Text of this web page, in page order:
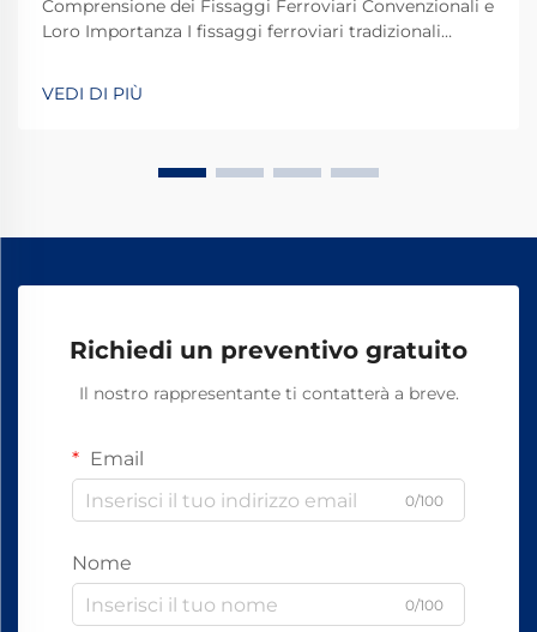
Comprensione dei Fissaggi Ferroviari Convenzionali e
Loro Importanza I fissaggi ferroviari tradizionali
stabili e sicuri i binari dei treni per le operazioni
quotidiane. La maggior parte dei sistemi si basa su
VEDI DI PIÙ
Richiedi un preventivo gratuito
Il nostro rappresentante ti contatterà a breve.
Email
0/100
Nome
0/100